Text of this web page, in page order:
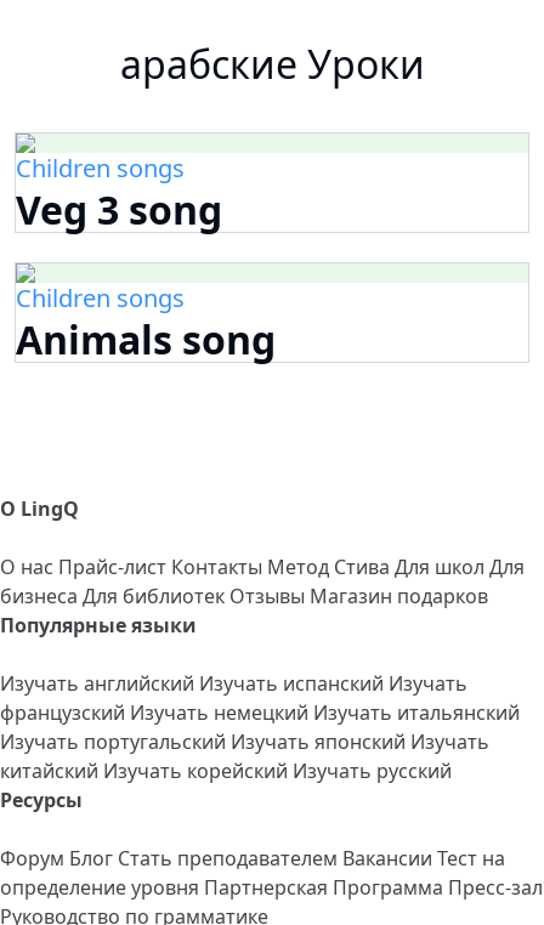
арабские Уроки
Children songs
Veg 3 song
Children songs
Animals song
О LingQ
О нас Прайс-лист Контакты Метод Стива Для школ Для
бизнеса Для библиотек Отзывы Магазин подарков
Популярные языки
Изучать английский Изучать испанский Изучать
французский Изучать немецкий Изучать итальянский
Изучать португальский Изучать японский Изучать
китайский Изучать корейский Изучать русский
Ресурсы
Форум Блог Стать преподавателем Вакансии Тест на
определение уровня Партнерская Программа Пресс-зал
Руководство по грамматике